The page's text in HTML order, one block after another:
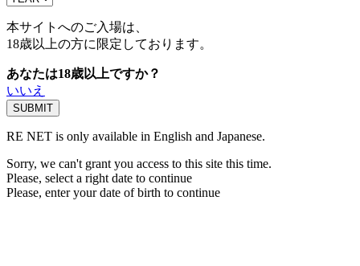
本サイトへのご入場は、
18歳以上の方に限定しております。
あなたは18歳以上ですか？
いいえ
RE NET is only available in English and Japanese.
Sorry, we can't grant you access to this site this time.
Please, select a right date to continue
Please, enter your date of birth to continue